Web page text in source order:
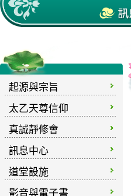
起源與宗旨
太乙天尊信仰
真誠靜修會
訊息中心
道堂設施
影音與電子書